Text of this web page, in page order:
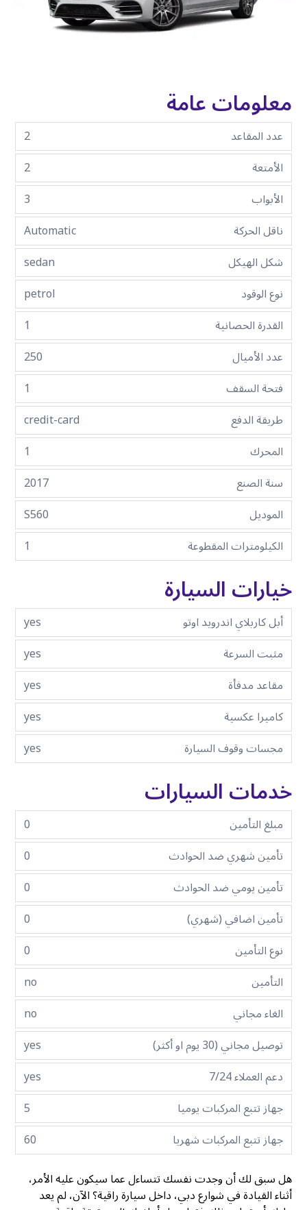
معلومات عامة
عدد المقاعد
2
الأمتعة
2
الأبواب
3
ناقل الحركة
Automatic
شكل الهيكل
sedan
نوع الوقود
petrol
القدرة الحصانية
1
عدد الأميال
250
فتحة السقف
1
طريقة الدفع
credit-card
المحرك
1
سنة الصنع
2017
الموديل
S560
الكيلومترات المقطوعة
1
خيارات السيارة
أبل كاربلاي اندرويد اوتو
yes
مثبت السرعة
yes
مقاعد مدفأة
yes
كاميرا عكسية
yes
مجسات وقوف السيارة
yes
خدمات السيارات
مبلغ التأمين
0
تأمين شهري ضد الحوادث
0
تأمين يومي ضد الحوادث
0
تأمين اضافي (شهري)
0
نوع التأمين
0
التأمين
no
الغاء مجاني
no
توصيل مجاني (30 يوم او أكثر)
yes
دعم العملاء 7/24
yes
جهاز تتبع المركبات يوميا
5
جهاز تتبع المركبات شهريا
60
هل سبق لك أن وجدت نفسك تتساءل عما سيكون عليه الأمر،
أثناء القيادة في شوارع دبي، داخل سيارة راقية؟ الآن، لم يعد